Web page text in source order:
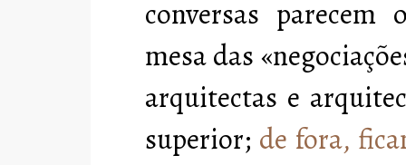
conversas
mesa das
arquitectas e
superior; de fora,